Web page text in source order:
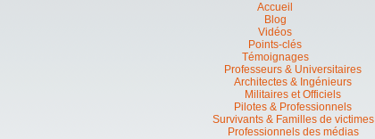
Accueil
Blog
Vidéos
Points-clés
Témoignages
Professeurs & Universitaires
Architectes & Ingénieurs
Militaires et Officiels
Pilotes & Professionnels
Survivants & Familles de victimes
Professionnels des médias